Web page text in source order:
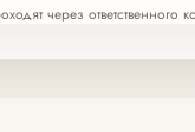
через ответственного